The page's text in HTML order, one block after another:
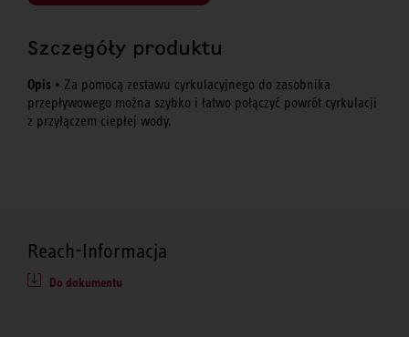
Szczegóły produktu
Opis • Za pomocą zestawu cyrkulacyjnego do zasobnika
przepływowego można szybko i łatwo połączyć powrót cyrkulacji
z przyłączem ciepłej wody.
Reach-Informacja
Do dokumentu